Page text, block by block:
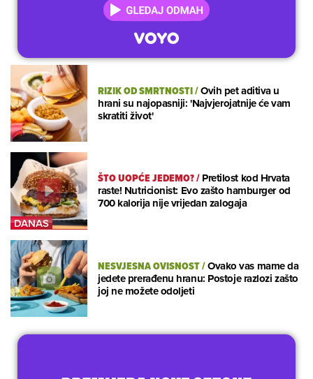
RIZIK OD SMRTNOSTI/Ovih pet aditiva u
hrani su najopasniji: 'Najvjerojatnije će vam
skratiti život'
ŠTO UOPĆE JEDEMO?/Pretilost kod Hrvata
raste! Nutricionist: Evo zašto hamburger od
700 kalorija nije vrijedan zalogaja
NESVJESNA OVISNOST/Ovako vas mame da
jedete prerađenu hranu: Postoje razlozi zašto
joj ne možete odoljeti